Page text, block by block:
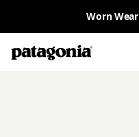
Worn Wear